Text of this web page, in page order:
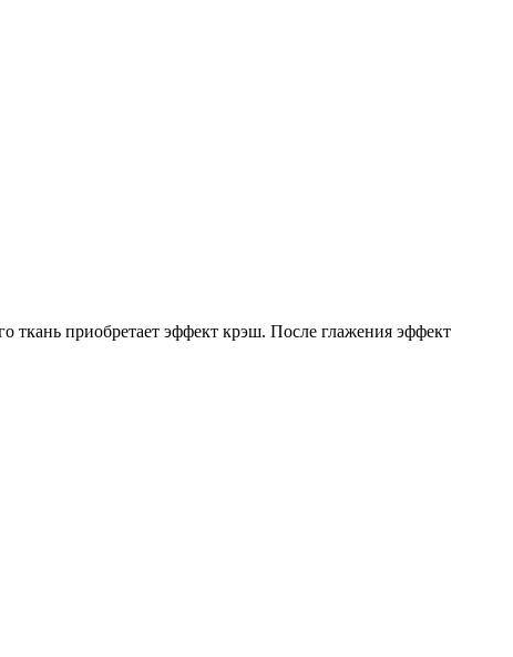
приобретает эффект крэш. После глажения эффект